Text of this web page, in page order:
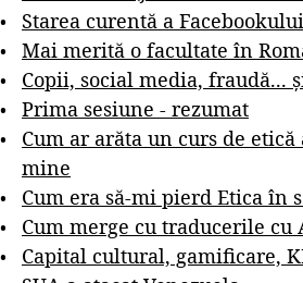
Starea curentă a Facebookului
Mai merită o facultate în
Copii, social media, fraudă...
Prima sesiune - rezumat
Cum ar arăta un curs de
mine
Cum era să-mi pierd Etica în
Cum merge cu traducerile cu
Capital cultural, gamificare,